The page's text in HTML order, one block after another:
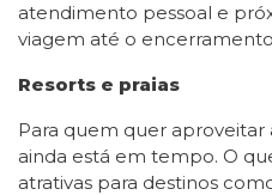
atendimento pessoal e
viagem até o
Resorts e praias
Para quem quer
ainda está em tempo. O
atrativas para destinos